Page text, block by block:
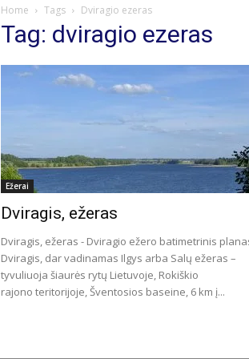
Home Tags Dviragio ezeras
Tag: dviragio ezeras
Ežerai
Dviragis, ežeras
Dviragis, ežeras - Dviragio ežero batimetrinis
Dviragis, dar vadinamas Ilgys arba Salų ežeras –
tyvuliuoja šiaurės rytų Lietuvoje, Rokiškio
rajono teritorijoje, Šventosios baseine, 6 km į...